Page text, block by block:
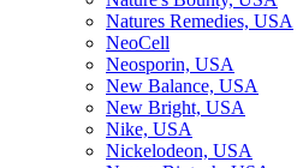
Natures Remedies, USA
NeoCell
Neosporin, USA
New Balance, USA
New Bright, USA
Nike, USA
Niсkelodeon, USA